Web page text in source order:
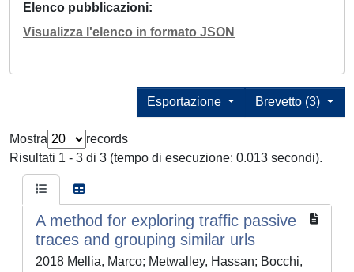
Elenco pubblicazioni
Visualizza l'elenco in formato JSON
Brevetto (3)
Esportazione
Mostra
records
Risultati 1 - 3 di 3 (tempo di esecuzione: 0.013 secondi).
A method for exploring traffic passive
traces and grouping similar urls
2018 Mellia, Marco; Metwalley, Hassan; Bocchi,